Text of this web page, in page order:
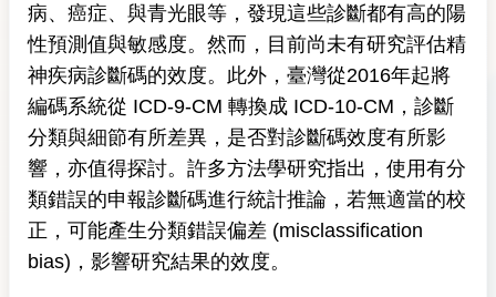
病、癌症、與青光眼等，發現這些診斷都有高的陽
性預測值與敏感度。然而，目前尚未有研究評估精
神疾病診斷碼的效度。此外，臺灣從2016年起將
編碼系統從 ICD-9-CM 轉換成 ICD-10-CM，診斷
分類與細節有所差異，是否對診斷碼效度有所影
響，亦值得探討。許多方法學研究指出，使用有分
類錯誤的申報診斷碼進行統計推論，若無適當的校
正，可能產生分類錯誤偏差 (misclassification
bias)，影響研究結果的效度。